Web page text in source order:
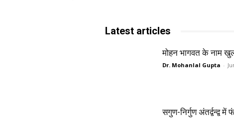
Latest articles
मोहन भागवत के नाम
Dr. Mohanlal Gupta -
सगुण-निर्गुण अंतर्द्वन्द्व में